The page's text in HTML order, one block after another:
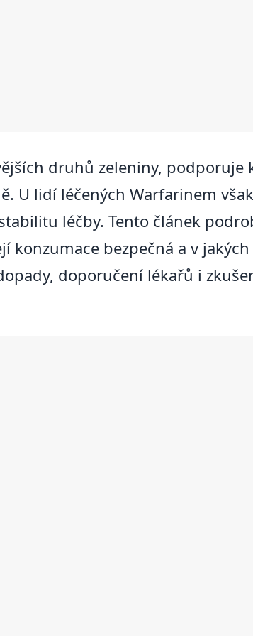
druhů zeleniny,
U lidí léčených Warfarinem
léčby. Tento článek
konzumace bezpečná a v
doporučení lékařů i